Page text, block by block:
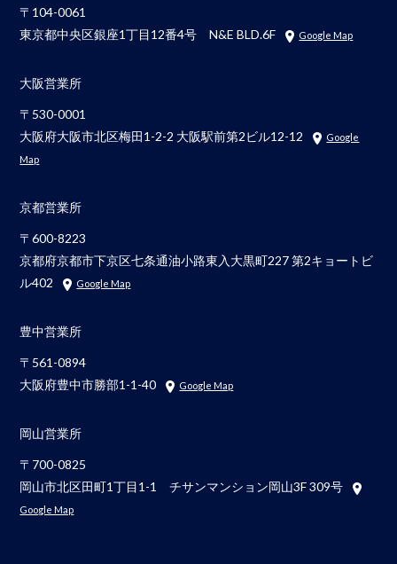
〒104-0061
東京都中央区銀座1丁目12番4号 N&E BLD.6F
Google Map
大阪営業所
〒530-0001
大阪府大阪市北区梅田1-2-2 大阪駅前第2ビル12-12
Google
Map
京都営業所
〒600-8223
京都府京都市下京区七条通油小路東入大黒町227 第2キョートビ
ル402
Google Map
豊中営業所
〒561-0894
大阪府豊中市勝部1-1-40
Google Map
岡山営業所
〒700-0825
岡山市北区田町1丁目1-1 チサンマンション岡山3F 309号
Google Map